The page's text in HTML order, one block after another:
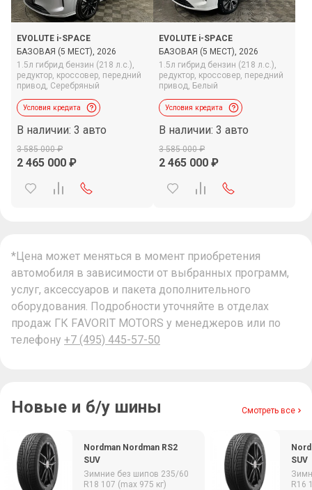
EVOLUTE i-SPACE
БАЗОВАЯ (5 МЕСТ), 2026
1.5л гибрид бензин (218 л.с.),
редуктор, кроссовер, передний
привод, Серебряный
Условия кредита
В наличии: 3 авто
3 585 000
2 465 000
EVOLUTE i-SPACE
БАЗОВАЯ (5 МЕСТ), 2026
1.5л гибрид бензин (218 л.с.),
редуктор, кроссовер, передний
привод, Белый
Условия кредита
В наличии: 3 авто
3 585 000
2 465 000
*Цена может меняться в момент приобретения
автомобиля в зависимости от выбранных программ,
услуг, аксессуаров и пакета дополнительного
оборудования. Подробности уточняйте в отделах
продаж ГК FAVORIT MOTORS у менеджеров или по
телефону +7 (495) 445-57-50
Новые и б/у шины Смотреть все
Nordman Nordman RS2
SUV
Зимние без шипов 235/60
R18 107 (max 975 кг)
SUV
R16